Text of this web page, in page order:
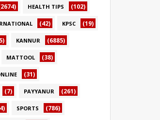
HEALTH TIPS (102)
(42) KPSC (19)
KANNUR (6885)
MATTOOL (38)
(31)
(7) PAYYANUR (261)
SPORTS (786)